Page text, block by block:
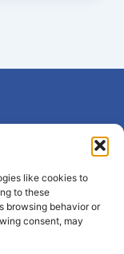
like cookies to
to these
browsing behavior or
consent, may
| Propulsé par